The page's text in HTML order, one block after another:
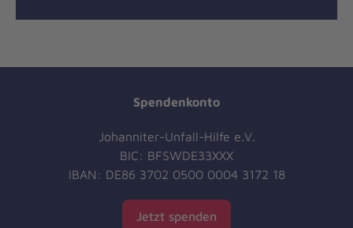
Spendenkonto
Johanniter-Unfall-Hilfe e.V.
BIC: BFSWDE33XXX
IBAN: DE86 3702 0500 0004 3172 18
Jetzt spenden